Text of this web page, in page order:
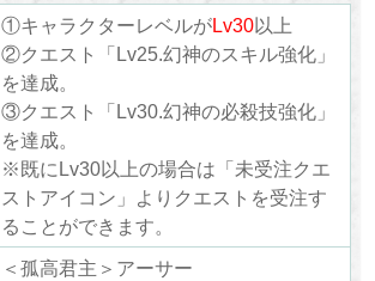
①キャラクターレベルがLv30以上
②クエスト「Lv25.幻神のスキル強化」
を達成。
③クエスト「Lv30.幻神の必殺技強化」
を達成。
※既にLv30以上の場合は「未受注クエ
ストアイコン」よりクエストを受注す
ることができます。
＜孤高君主＞アーサー